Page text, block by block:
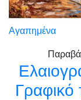
Αγαπημένα
Γραφικό